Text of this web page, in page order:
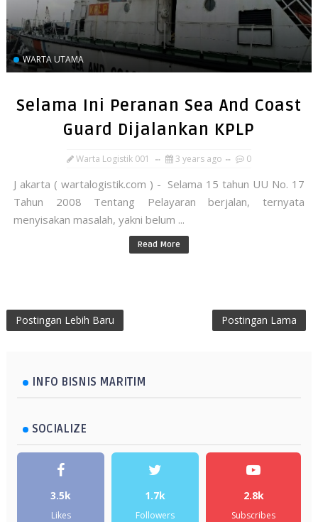
WARTA UTAMA
Selama Ini Peranan Sea And Coast
Guard Dijalankan KPLP
Warta Logistik 001 3 years ago 0
J akarta ( wartalogistik.com ) - Selama 15 tahun UU No. 17
Tahun 2008 Tentang Pelayaran berjalan, ternyata
menyisakan masalah, yakni belum ...
Read More
Postingan Lebih Baru Postingan Lama
INFO BISNIS MARITIM
SOCIALIZE
3.5k
Likes
1.7k
Followers
2.8k
Subscribes